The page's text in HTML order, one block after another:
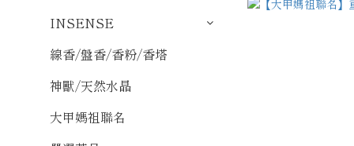
INSENSE
線香/盤香/香粉/香塔
神獸/天然水晶
大甲媽祖聯名